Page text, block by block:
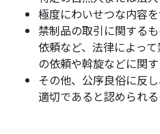
極度にわいせつな内容を
禁制品の取引に関する
依頼など、法律によっ
の依頼や斡旋などに関す
その他、公序良俗に反
適切であると認められる